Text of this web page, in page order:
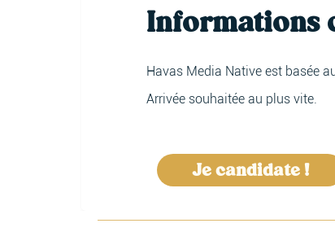
Informations
Havas Media Native est basée
Arrivée souhaitée au plus vite.
Je candidate !